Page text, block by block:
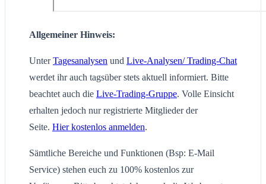
Allgemeiner Hinweis:
UnterTagesanalysen und Live-Analysen/ Trading-Chat
werdet ihr auch tagsüber stets aktuell informiert. Bitte
beachtet auch die Live-Trading-Gruppe. Volle Einsicht
erhalten jedoch nur registrierte Mitglieder der
Seite. Hier kostenlos anmelden.
Sämtliche Bereiche und Funktionen (Bsp: E-Mail
Service) stehen euch zu 100% kostenlos zur